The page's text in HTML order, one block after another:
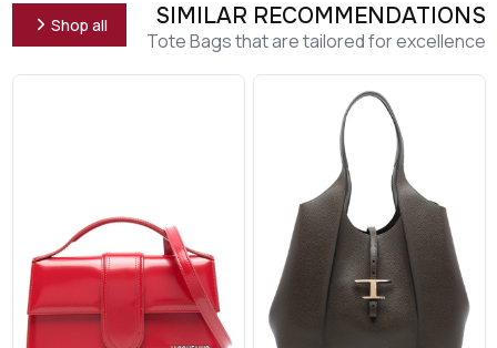
SIMILAR RECOMMENDATIONS
Tote Bags that are tailored for excellence
Shop all